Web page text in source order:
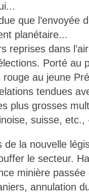
que l’envoyée
planétaire...
reprises dans
Porté au
rouge au jeune
tendues
plus grosses
suisse,
de la nouvelle
le secteur.
minière
annulation